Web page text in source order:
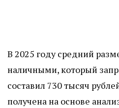
В 2025 году средний
наличными, который
составил 730 тысяч
получена на основе